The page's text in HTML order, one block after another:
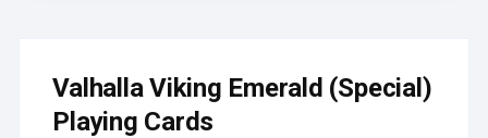
Valhalla Viking Emerald (Special)
Playing Cards